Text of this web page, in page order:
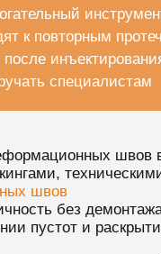
к повторным
специалистам
швов
швов
без
пустот и